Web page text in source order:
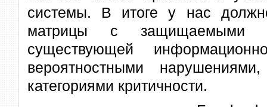
системы. В итоге у нас
матрицы с защищаемыми
существующей
вероятностными
категориями критичности.